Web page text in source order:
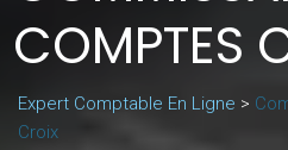
COMPTES
Expert Comptable En Ligne >
Croix